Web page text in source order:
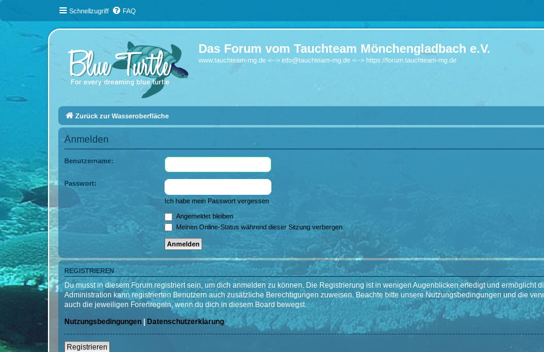
Schnellzugriff FAQ
Das Forum vom Tauchteam Mönchengladbach e.V.
www.tauchteam-mg.de <--> info@tauchteam-mg.de <--> https://forum.tauchteam-mg.de
Zurück zur Wasseroberfläche
Anmelden
Benutzername:
Passwort:
Ich habe mein Passwort vergessen
Angemeldet bleiben
Meinen Online-Status während dieser Sitzung verbergen
REGISTRIEREN
Du musst in diesem Forum registriert sein, um dich anmelden zu können. Die Registrierung ist in wenigen Augenblicken erledigt und ermöglicht
Administration kann registrierten Benutzern auch zusätzliche Berechtigungen zuweisen. Beachte bitte unsere Nutzungsbedingungen und die
auch die jeweiligen Forenregeln, wenn du dich in diesem Board bewegst.
Nutzungsbedingungen | Datenschutzerklärung
Registrieren